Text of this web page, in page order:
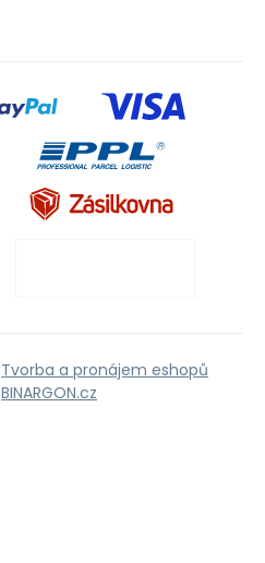
Tvorba a pronájem eshopů
BINARGON.cz